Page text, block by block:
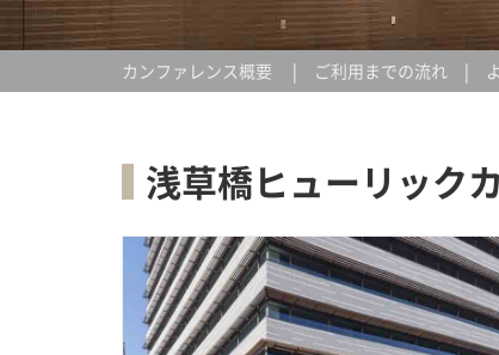
カンファレンス概要 ご利用までの流れ
浅草橋ヒューリック